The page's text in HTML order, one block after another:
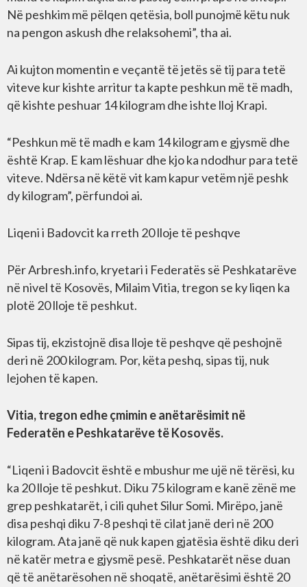
Në peshkim më pëlqen qetësia, boll punojmë këtu nuk
na pengon askush dhe relaksohemi”, tha ai.
Ai kujton momentin e veçantë të jetës së tij para tetë
viteve kur kishte arritur ta kapte peshkun më të madh,
që kishte peshuar 14 kilogram dhe ishte lloj Krapi.
“Peshkun më të madh e kam 14 kilogram e gjysmë dhe
është Krap. E kam lëshuar dhe kjo ka ndodhur para tetë
viteve. Ndërsa në këtë vit kam kapur vetëm një peshk
dy kilogram”, përfundoi ai.
Liqeni i Badovcit ka rreth 20 lloje të peshqve
Për Arbresh.info, kryetari i Federatës së Peshkatarëve
në nivel të Kosovës, Milaim Vitia, tregon se ky liqen ka
plotë 20 lloje të peshkut.
Sipas tij, ekzistojnë disa lloje të peshqve që peshojnë
deri në 200 kilogram. Por, këta peshq, sipas tij, nuk
lejohen të kapen.
Vitia, tregon edhe çmimin e anëtarësimit në
Federatën e Peshkatarëve të Kosovës.
“Liqeni i Badovcit është e mbushur me ujë në tërësi, ku
ka 20 lloje të peshkut. Diku 75 kilogram e kanë zënë me
grep peshkatarët, i cili quhet Silur Somi. Mirëpo, janë
disa peshqi diku 7-8 peshqi të cilat janë deri në 200
kilogram. Ata janë që nuk kapen gjatësia është diku deri
në katër metra e gjysmë pesë. Peshkatarët nëse duan
që të anëtarësohen në shoqatë, anëtarësimi është 20